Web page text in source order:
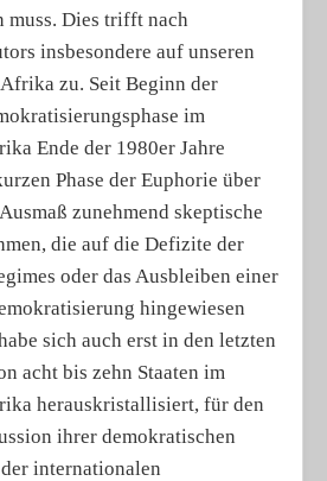
muss. Dies trifft nach
insbesondere auf unseren
zu. Seit Beginn der
im
Ende der 1980er Jahre
Phase der Euphorie über
zunehmend skeptische
die auf die Defizite der
oder das Ausbleiben einer
hingewiesen
sich auch erst in den letzten
acht bis zehn Staaten im
herauskristallisiert, für den
ihrer demokratischen
internationalen